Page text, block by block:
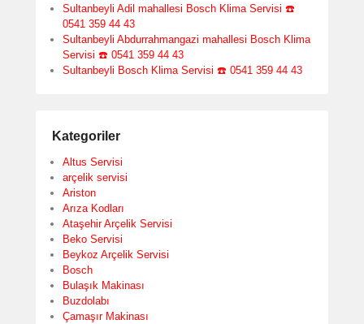
Sultanbeyli Adil mahallesi Bosch Klima Servisi ☎️
0541 359 44 43
Sultanbeyli Abdurrahmangazi mahallesi Bosch Klima
Servisi ☎️ 0541 359 44 43
Sultanbeyli Bosch Klima Servisi ☎️ 0541 359 44 43
Kategoriler
Altus Servisi
arçelik servisi
Ariston
Arıza Kodları
Ataşehir Arçelik Servisi
Beko Servisi
Beykoz Arçelik Servisi
Bosch
Bulaşık Makinası
Buzdolabı
Çamaşır Makinası